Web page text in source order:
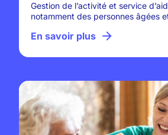
Gestion de l’activité et service
notamment des personnes âgées
En savoir plus